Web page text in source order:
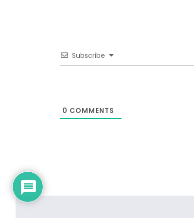
Subscribe
0 COMMENTS